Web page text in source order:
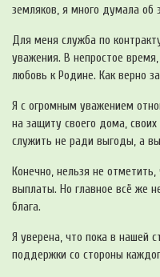
земляков, я много думала об
Для меня служба по
уважения. В непростое
любовь к Родине. Как верно
Я с огромным уважением
на защиту своего дома,
служить не ради выгоды, а
Конечно, нельзя не
выплаты. Но главное всё же
блага.
Я уверена, что пока в нашей
поддержки со стороны